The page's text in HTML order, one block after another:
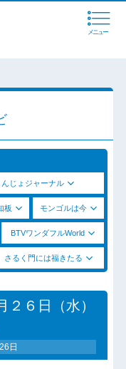
メニュー
じょジャーナル
板 モンゴルは今
BTVワンダフルWorld
さるく門には福きたる
２６日（水）
日